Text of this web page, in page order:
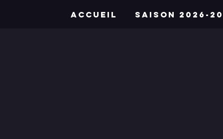
Accueil Saison 2026-